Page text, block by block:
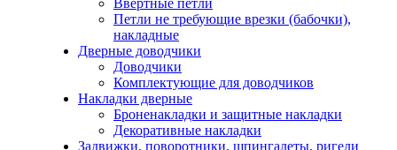
Ввёртные петли
Петли не требующие врезки (бабочки),
накладные
Дверные доводчики
Доводчики
Комплектующие для доводчиков
Накладки дверные
Броненакладки и защитные накладки
Декоративные накладки
Задвижки, поворотники, шпингалеты, ригели